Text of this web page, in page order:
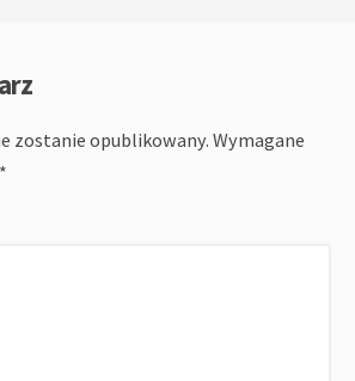
zostanie opublikowany. Wymagane
*